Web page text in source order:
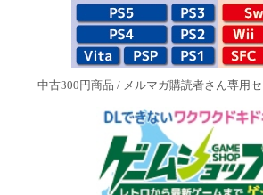
中古300円商品 / メルマガ購読者さん専用